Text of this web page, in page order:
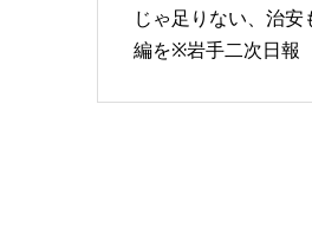
じゃ足りない、治安
編を※岩手二次日報